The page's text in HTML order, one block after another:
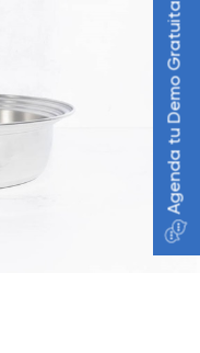
Agenda tu Demo Gratuita